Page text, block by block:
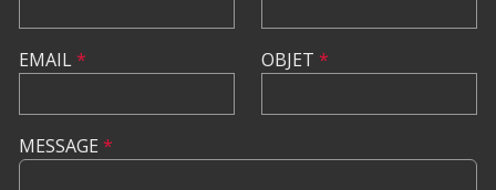
EMAIL* OBJET *
MESSAGE *